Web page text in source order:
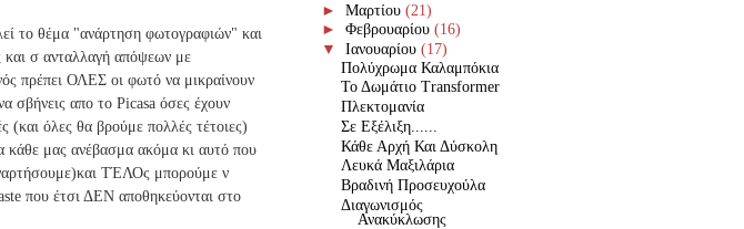
το θέμα "ανάρτηση φωτογραφιών" και
και σ ανταλλαγή απόψεων με
πρέπει ΟΛΕΣ οι φωτό να μικραίνουν
σβήνεις απο το Picasa όσες έχουν
(και όλες θα βρούμε πολλές τέτοιες)
κάθε μας ανέβασμα ακόμα κι αυτό που
ΤΈΛΟς μπορούμε ν
που έτσι ΔΕΝ αποθηκεύονται στο
►Μαρτίου(21)
►Φεβρουαρίου(16)
▼Ιανουαρίου(17)
Πολύχρωμα Καλαμπόκια
Το Δωμάτιο Transformer
Πλεκτομανία
Σε Εξέλιξη......
Κάθε Αρχή Και Δύσκολη
Λευκά Μαξιλάρια
Βραδινή Προσευχούλα
Διαγωνισμός
Ανακύκλωσης